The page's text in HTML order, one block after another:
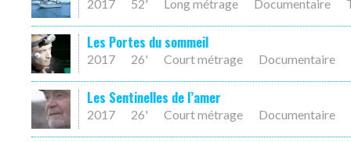
2017 52' Long métrage Documentaire
Les Portes du sommeil
2017 26' Court métrage Documentaire
Les Sentinelles de l’amer
2017 26' Court métrage Documentaire